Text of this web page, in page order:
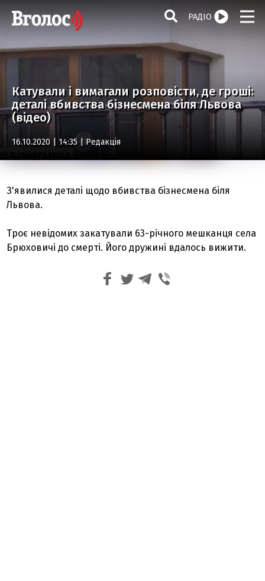
РАДІО
Катували і вимагали розповісти, де гроші:
деталі вбивства бізнесмена біля Львова
(відео)
16.10.2020 | 14:35 | Редакція
З'явилися деталі щодо вбивства бізнесмена біля
Львова.
Троє невідомих закатували 63-річного мешканця села
Брюховичі до смерті. Його дружині вдалось вижити.